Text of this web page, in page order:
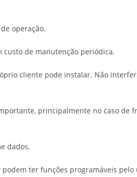
operação.
custo de manutenção periódica.
cliente pode instalar. Não
principalmente no caso de
dados.
ter funções programáveis pelo